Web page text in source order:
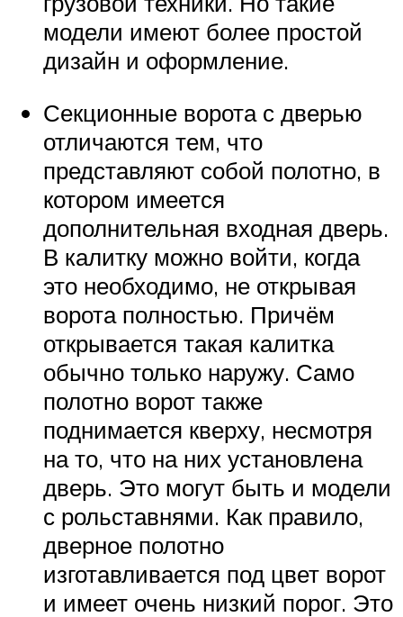
модели имеют более простой
дизайн и оформление.
Секционные ворота с дверью
отличаются тем, что
представляют собой полотно, в
котором имеется
дополнительная входная дверь.
В калитку можно войти, когда
это необходимо, не открывая
ворота полностью. Причём
открывается такая калитка
обычно только наружу. Само
полотно ворот также
поднимается кверху, несмотря
на то, что на них установлена
дверь. Это могут быть и модели
с рольставнями. Как правило,
дверное полотно
изготавливается под цвет ворот
и имеет очень низкий порог. Это